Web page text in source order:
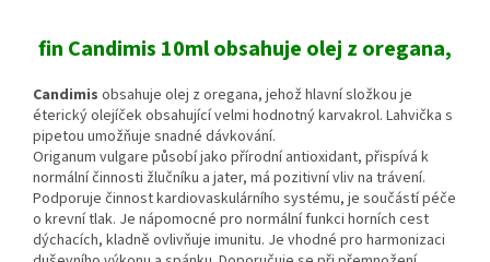
fin Candimis 10ml obsahuje olej z oregana,
Candimis obsahuje olej z oregana, jehož hlavní složkou je
éterický olejíček obsahující velmi hodnotný karvakrol. Lahvička s
pipetou umožňuje snadné dávkování.
Origanum vulgare působí jako přírodní antioxidant, přispívá k
normální činnosti žlučníku a jater, má pozitivní vliv na trávení.
Podporuje činnost kardiovaskulárního systému, je součástí péče
o krevní tlak. Je nápomocné pro normální funkci horních cest
dýchacích, kladně ovlivňuje imunitu. Je vhodné pro harmonizaci